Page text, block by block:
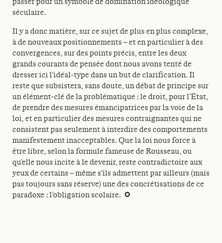
séculaire.
Il y a donc matière, sur ce sujet de plus en plus complexe,
à de nouveaux positionnements – et en particulier à des
convergences, sur des points précis, entre les deux
grands courants de pensée dont nous avons tenté de
dresser ici l’idéal-type dans un but de clarification. Il
reste que subsistera, sans doute, un débat de principe sur
un élément-clé de la problématique : le droit, pour l’État,
de prendre des mesures émancipatrices par la voie de la
loi, et en particulier des mesures contraignantes qui ne
consistent pas seulement à interdire des comportements
manifestement inacceptables. Que la loi nous force à
être libre, selon la formule fameuse de Rousseau, ou
qu’elle nous incite à le devenir, reste contradictoire aux
yeux de certains – même s’ils admettent par ailleurs (mais
pas toujours sans réserve) une des concrétisations de ce
paradoxe : l’obligation scolaire.